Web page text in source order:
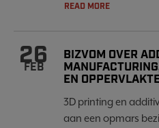
READ MORE
26
FEB
BIZVOM OVER
EN
3D printing en
aan een opmars